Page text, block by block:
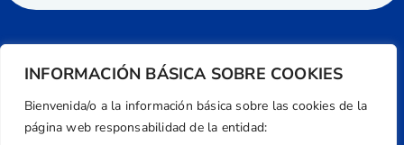
INFORMACIÓN BÁSICA SOBRE COOKIES
Bienvenida/o a la información básica sobre las cookies de la
página web responsabilidad de la entidad: